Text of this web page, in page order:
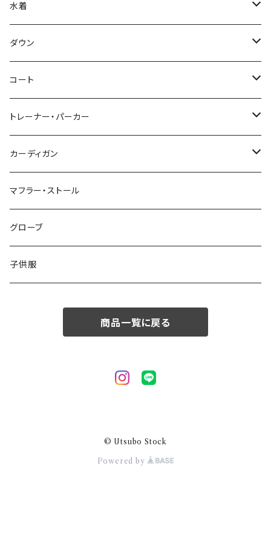
水着
～44/S
46/M
48/L
50/XL～
ダウン
～44/S
46/M
48/L
50/XL～
コート
～44/S
46/M
48/L
50/XL～
トレーナー・パーカー
～44/S
46/M
48/L
50/XL～
カーディガン
～44/S
46/M
48/L
マフラー・ストール
グローブ
子供服
商品一覧に戻る
© Utsubo Stock
Powered by